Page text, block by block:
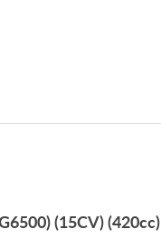
(15CV) (420cc)